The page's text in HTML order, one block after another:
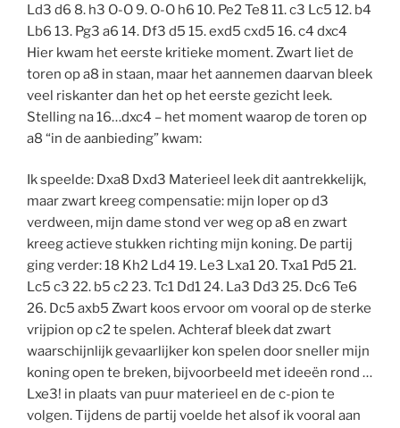
Ld3 d6 8. h3 O-O 9. O-O h6 10. Pe2 Te8 11. c3 Lc5 12. b4
Lb6 13. Pg3 a6 14. Df3 d5 15. exd5 cxd5 16. c4 dxc4
Hier kwam het eerste kritieke moment. Zwart liet de
toren op a8 in staan, maar het aannemen daarvan bleek
veel riskanter dan het op het eerste gezicht leek.
Stelling na 16…dxc4 – het moment waarop de toren op
a8 “in de aanbieding” kwam:
Ik speelde: Dxa8 Dxd3 Materieel leek dit aantrekkelijk,
maar zwart kreeg compensatie: mijn loper op d3
verdween, mijn dame stond ver weg op a8 en zwart
kreeg actieve stukken richting mijn koning. De partij
ging verder: 18 Kh2 Ld4 19. Le3 Lxa1 20. Txa1 Pd5 21.
Lc5 c3 22. b5 c2 23. Tc1 Dd1 24. La3 Dd3 25. Dc6 Te6
26. Dc5 axb5 Zwart koos ervoor om vooral op de sterke
vrijpion op c2 te spelen. Achteraf bleek dat zwart
waarschijnlijk gevaarlijker kon spelen door sneller mijn
koning open te breken, bijvoorbeeld met ideeën rond …
Lxe3! in plaats van puur materieel en de c-pion te
volgen. Tijdens de partij voelde het alsof ik vooral aan